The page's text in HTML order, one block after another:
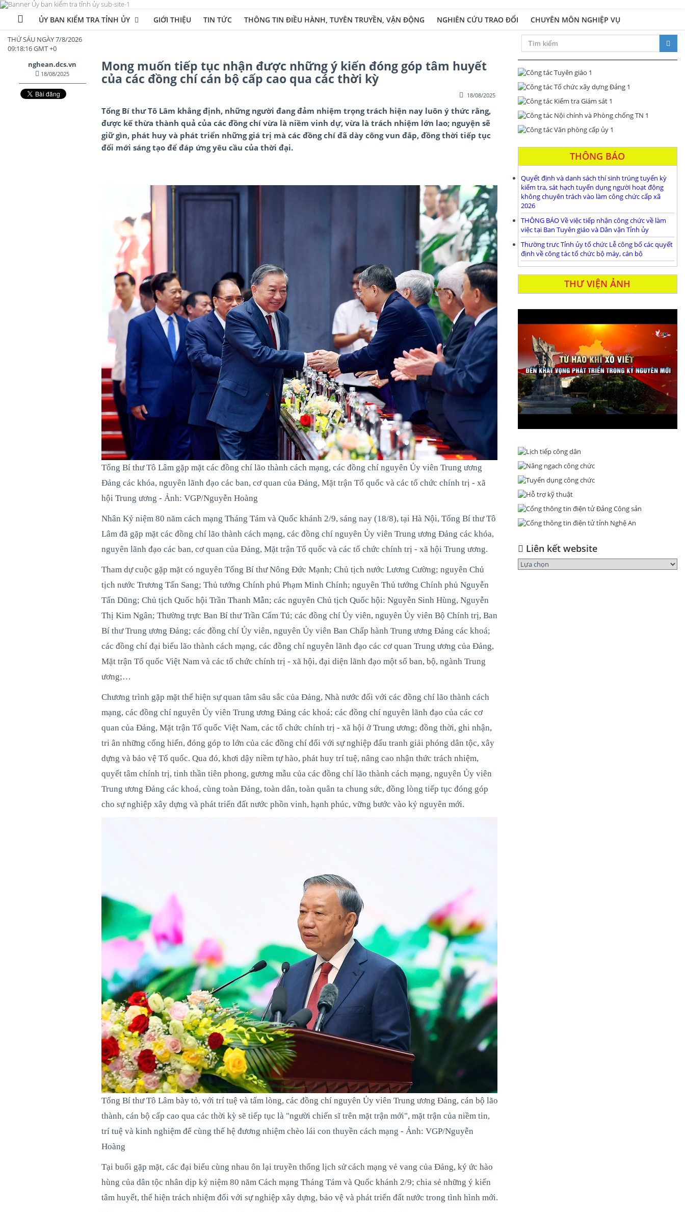
ỦY BAN KIỂM TRA TỈNH ỦY GIỚI THIỆU TIN TỨC THÔNG TIN ĐIỀU HÀNH, TUYÊN TRUYỀN, VẬN ĐỘNG NGHIÊN CỨU TRAO ĐỔI CHUYÊN MÔN NGHIỆP VỤ
THỨ SÁU NGÀY 7/8/2026
09:18:17 GMT +0
Xây dựng Đảng bộ và hệ thống chính trị trong sạch, vững mạnh;
nghean.dcs.vn
18/08/2025 Mong muốn tiếp tục nhận được những ý kiến đóng góp tâm huyết
của các đồng chí cán bộ cấp cao qua các thời kỳ
18/08/2025
Tổng Bí thư Tô Lâm khẳng định, những người đang đảm nhiệm trọng trách hiện nay luôn ý thức rằng,
được kế thừa thành quả của các đồng chí vừa là niềm vinh dự, vừa là trách nhiệm lớn lao; nguyện sẽ
giữ gìn, phát huy và phát triển những giá trị mà các đồng chí đã dày công vun đắp, đồng thời tiếp tục
đổi mới sáng tạo để đáp ứng yêu cầu của thời đại.
Tổng Bí thư Tô Lâm gặp mặt các đồng chí lão thành cách mạng, các đồng chí nguyên Ủy viên Trung ương
Đảng các khóa, nguyên lãnh đạo các ban, cơ quan của Đảng, Mặt trận Tổ quốc và các tổ chức chính trị - xã
hội Trung ương - Ảnh: VGP/Nguyễn Hoàng
Nhân Kỷ niệm 80 năm cách mạng Tháng Tám và Quốc khánh 2/9, sáng nay (18/8), tại Hà Nội, Tổng Bí thư Tô
Lâm đã gặp mặt các đồng chí lão thành cách mạng, các đồng chí nguyên Ủy viên Trung ương Đảng các khóa,
nguyên lãnh đạo các ban, cơ quan của Đảng, Mặt trận Tổ quốc và các tổ chức chính trị - xã hội Trung ương.
Tham dự cuộc gặp mặt có nguyên Tổng Bí thư Nông Đức Mạnh; Chủ tịch nước Lương Cường; nguyên Chủ
tịch nước Trương Tấn Sang; Thủ tướng Chính phủ Phạm Minh Chính; nguyên Thủ tướng Chính phủ Nguyễn
Tấn Dũng; Chủ tịch Quốc hội Trần Thanh Mẫn; các nguyên Chủ tịch Quốc hội: Nguyễn Sinh Hùng, Nguyễn
Thị Kim Ngân; Thường trực Ban Bí thư Trần Cẩm Tú; các đồng chí Ủy viên, nguyên Ủy viên Bộ Chính trị, Ban
Bí thư Trung ương Đảng; các đồng chí Ủy viên, nguyên Ủy viên Ban Chấp hành Trung ương Đảng các khoá;
các đồng chí đại biểu lão thành cách mạng, các đồng chí nguyên lãnh đạo các cơ quan Trung ương của Đảng,
Mặt trận Tổ quốc Việt Nam và các tổ chức chính trị - xã hội, đại diện lãnh đạo một số ban, bộ, ngành Trung
ương;…
Chương trình gặp mặt thể hiện sự quan tâm sâu sắc của Đảng, Nhà nước đối với các đồng chí lão thành cách
mạng, các đồng chí nguyên Ủy viên Trung ương Đảng các khoá; các đồng chí nguyên lãnh đạo của các cơ
quan của Đảng, Mặt trận Tổ quốc Việt Nam, các tổ chức chính trị - xã hội ở Trung ương; đồng thời, ghi nhận,
tri ân những cống hiến, đóng góp to lớn của các đồng chí đối với sự nghiệp đấu tranh giải phóng dân tộc, xây
dựng và bảo vệ Tổ quốc. Qua đó, khơi dậy niềm tự hào, phát huy trí tuệ, nâng cao nhận thức trách nhiệm,
quyết tâm chính trị, tinh thần tiên phong, gương mẫu của các đồng chí lão thành cách mạng, nguyên Ủy viên
Trung ương Đảng các khoá, cùng toàn Đảng, toàn dân, toàn quân ta chung sức, đồng lòng tiếp tục đóng góp
cho sự nghiệp xây dựng và phát triển đất nước phồn vinh, hạnh phúc, vững bước vào kỷ nguyên mới.
Tổng Bí thư Tô Lâm bày tỏ, với trí tuệ và tấm lòng, các đồng chí nguyên Ủy viên Trung ương Đảng, cán bộ lão
thành, cán bộ cấp cao qua các thời kỳ sẽ tiếp tục là "người chiến sĩ trên mặt trận mới", mặt trận của niềm tin,
trí tuệ và kinh nghiệm để cùng thế hệ đương nhiệm chèo lái con thuyền cách mạng - Ảnh: VGP/Nguyễn
Hoàng
Tại buổi gặp mặt, các đại biểu cùng nhau ôn lại truyền thống lịch sử cách mạng vẻ vang của Đảng, ký ức hào
hùng của dân tộc nhân dịp kỷ niệm 80 năm Cách mạng Tháng Tám và Quốc khánh 2/9; chia sẻ những ý kiến
tâm huyết, thể hiện trách nhiệm đối với sự nghiệp xây dựng, bảo vệ và phát triển đất nước trong tình hình mới.
THÔNG BÁO
Quyết định và danh sách thí sinh trúng tuyển kỳ
kiểm tra, sát hạch tuyển dụng người hoạt động
không chuyên trách vào làm công chức cấp xã
2026
THÔNG BÁO Về việc tiếp nhận công chức về làm
việc tại Ban Tuyên giáo và Dân vận Tỉnh ủy
Thường trưc Tỉnh ủy tổ chức Lễ công bố các quyết
định về công tác tổ chức bộ máy, cán bộ
THƯ VIỆN ẢNH
Liên kết website